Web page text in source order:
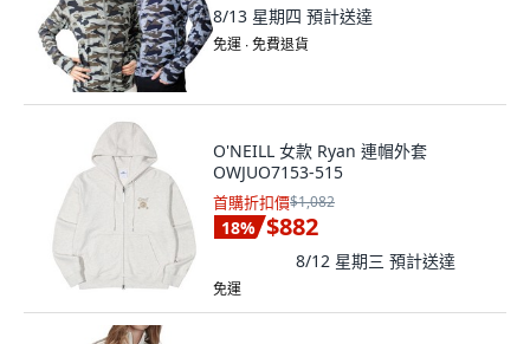
8/13 星期四 預計送達
免運 ∙ 免費退貨
O'NEILL 女款 Ryan 連帽外套
OWJUO7153-515
首購折扣價$1,082
18% $882
8/12 星期三 預計送達
免運